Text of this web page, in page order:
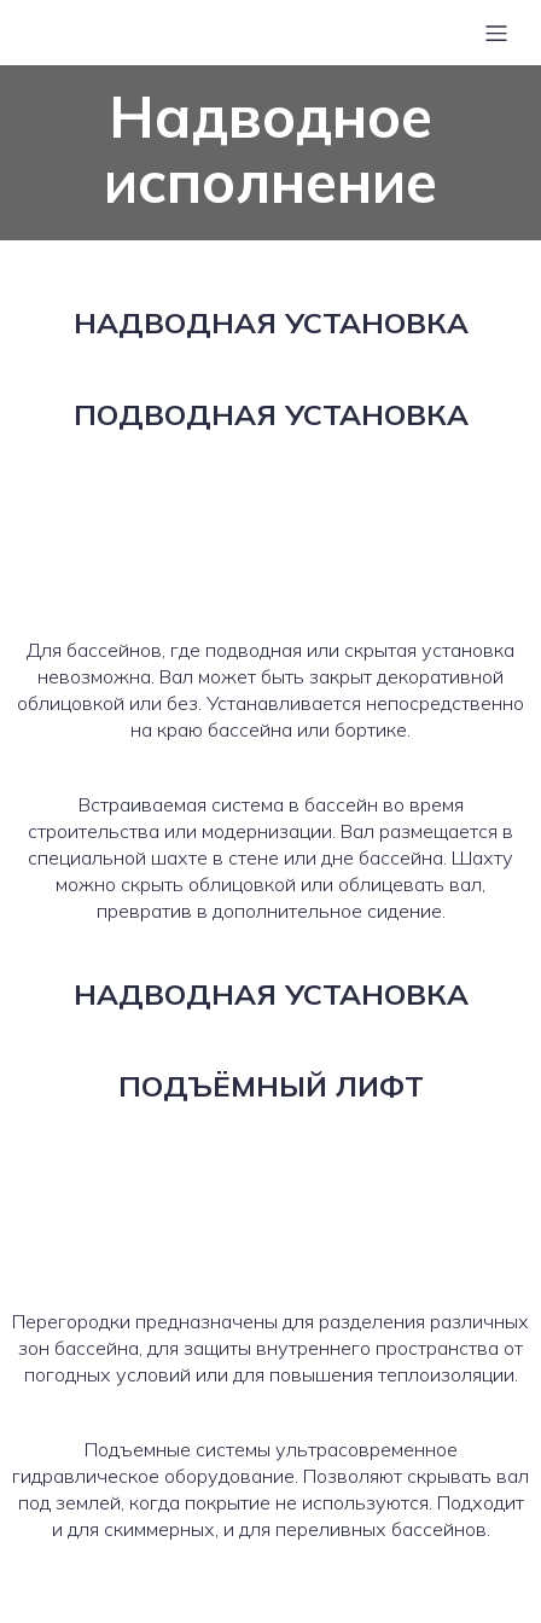
Надводное
исполнение
НАДВОДНАЯ УСТАНОВКА
ПОДВОДНАЯ УСТАНОВКА
Для бассейнов, где подводная или скрытая установка
невозможна. Вал может быть закрыт декоративной
облицовкой или без. Устанавливается непосредственно
на краю бассейна или бортике.
Встраиваемая система в бассейн во время
строительства или модернизации. Вал размещается в
специальной шахте в стене или дне бассейна. Шахту
можно скрыть облицовкой или облицевать вал,
превратив в дополнительное сидение.
НАДВОДНАЯ УСТАНОВКА
ПОДЪЁМНЫЙ ЛИФТ
Перегородки предназначены для разделения различных
зон бассейна, для защиты внутреннего пространства от
погодных условий или для повышения теплоизоляции.
Подъемные системы ультрасовременное
гидравлическое оборудование. Позволяют скрывать вал
под землей, когда покрытие не используются. Подходит
и для скиммерных, и для переливных бассейнов.